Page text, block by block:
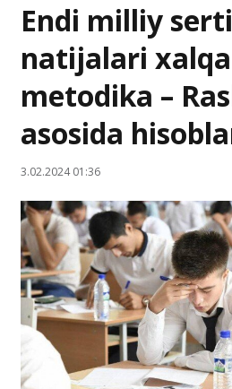
Endi milliy
natijalari
metodika –
asosida
3.02.2024 01:36